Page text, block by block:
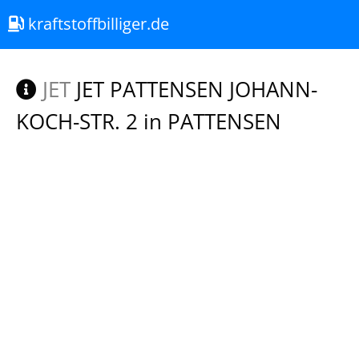
kraftstoffbilliger.de
JET JET PATTENSEN JOHANN-
KOCH-STR. 2 in PATTENSEN